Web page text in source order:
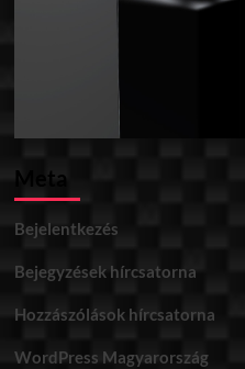
Meta
Bejelentkezés
Bejegyzések hírcsatorna
Hozzászólások hírcsatorna
WordPress Magyarország